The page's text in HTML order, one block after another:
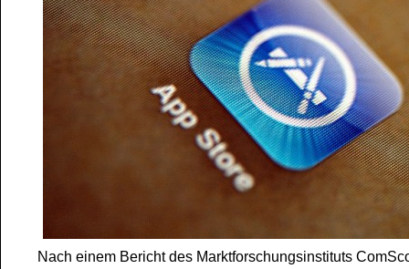
Nach einem Bericht des Marktforschungsinstituts